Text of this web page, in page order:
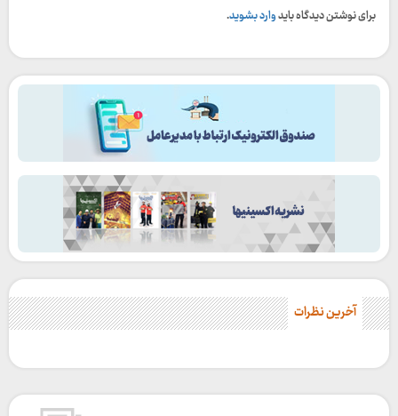
برای نوشتن دیدگاه بایدوارد بشوید.
آخرین نظرات